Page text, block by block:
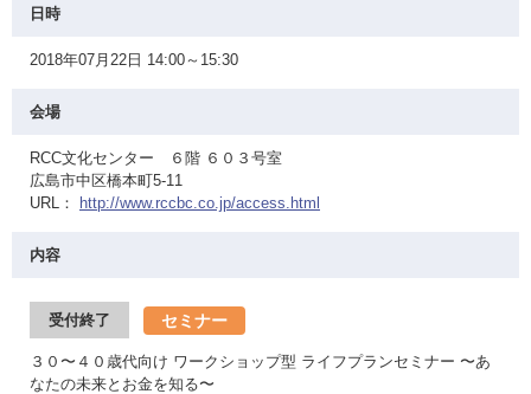
日時
2018年07月22日 14:00～15:30
会場
RCC文化センター ６階 ６０３号室
広島市中区橋本町5-11
URL：
http://www.rccbc.co.jp/access.html
内容
受付終了 セミナー
３０〜４０歳代向け ワークショップ型 ライフプランセミナー 〜あ
なたの未来とお金を知る〜